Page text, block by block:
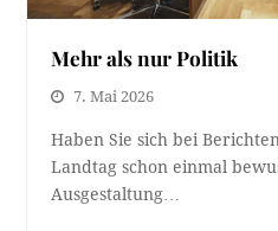
Mehr als nur Politik
7. Mai 2026
Haben Sie sich bei
Landtag schon einmal
Ausgestaltung…